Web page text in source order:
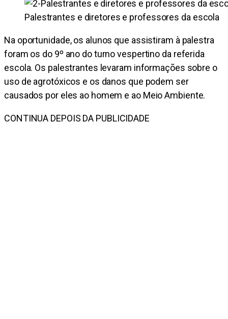
Palestrantes e diretores e professores da escola
Na oportunidade, os alunos que assistiram à palestra
foram os do 9º ano do turno vespertino da referida
escola. Os palestrantes levaram informações sobre o
uso de agrotóxicos e os danos que podem ser
causados por eles ao homem e ao Meio Ambiente.
CONTINUA DEPOIS DA PUBLICIDADE